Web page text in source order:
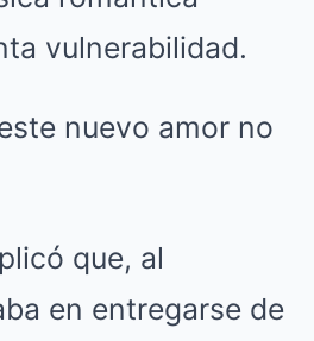
vulnerabilidad.
nuevo amor no
que, al
en entregarse de